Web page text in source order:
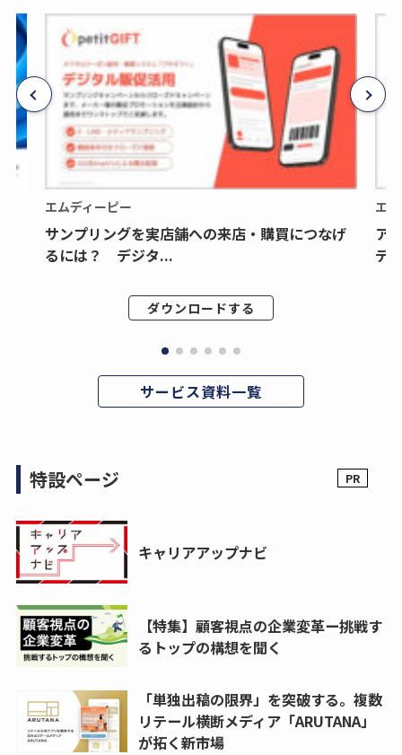
エムディーピー
サンプリングを実店舗への来店・購買につなげ
るには？ デジタ...
ダウンロードする
エ
ア
デ
サービス資料一覧
特設ページ
キャリアアップナビ
【特集】顧客視点の企業変革ー挑戦す
るトップの構想を聞く
「単独出稿の限界」を突破する。複数
リテール横断メディア「ARUTANA」
が拓く新市場